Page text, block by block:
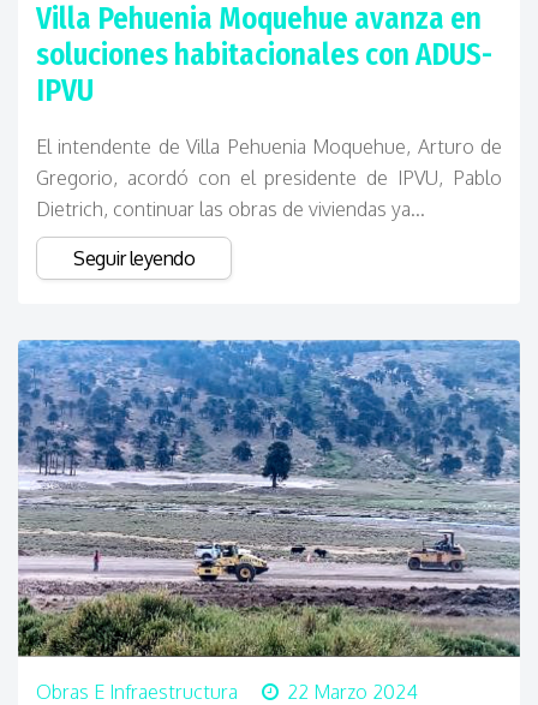
Villa Pehuenia Moquehue avanza en
soluciones habitacionales con ADUS-
IPVU
El intendente de Villa Pehuenia Moquehue, Arturo de
Gregorio, acordó con el presidente de IPVU, Pablo
Dietrich, continuar las obras de viviendas ya...
Seguir leyendo
Obras E Infraestructura 22 Marzo 2024